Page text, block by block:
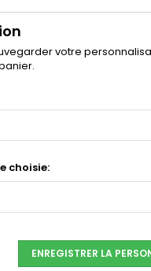
votre
choisie:
ENREGISTRER LA